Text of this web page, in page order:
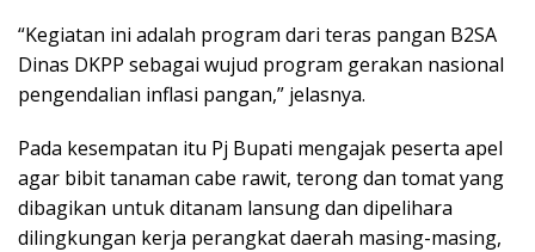
“Kegiatan ini adalah program dari teras pangan B2SA
Dinas DKPP sebagai wujud program gerakan nasional
pengendalian inflasi pangan,” jelasnya.
Pada kesempatan itu Pj Bupati mengajak peserta apel
agar bibit tanaman cabe rawit, terong dan tomat yang
dibagikan untuk ditanam lansung dan dipelihara
dilingkungan kerja perangkat daerah masing-masing,